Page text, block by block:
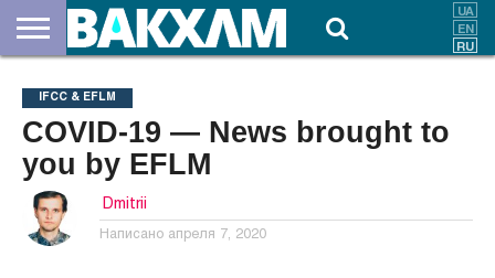
НАС
ВЗНОСЫ
ДОКУМЕНТЫ
НОВОСТИ
КОНТАКТЫ
IFCC & EFLM
COVID-19 — News brought to
you by EFLM
Dmitrii
Написано апреля 7, 2020